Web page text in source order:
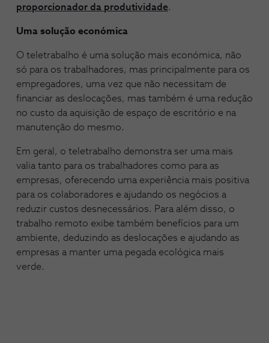
proporcionador da produtividade.
Uma solução económica
O teletrabalho é uma solução mais económica, não
só para os trabalhadores, mas principalmente para os
empregadores, uma vez que não necessitam de
financiar as deslocações, mas também é uma redução
no custo da aquisição de espaço de escritório e na
manutenção do mesmo.
Em geral, o teletrabalho demonstra ser uma mais
valia tanto para os trabalhadores como para as
empresas, oferecendo uma experiência mais positiva
para os colaboradores e ajudando os negócios a
reduzir custos desnecessários. Para além disso, o
trabalho remoto exibe também benefícios para um
ambiente, deduzindo as deslocações e ajudando as
empresas a manter uma pegada ecológica mais
verde.